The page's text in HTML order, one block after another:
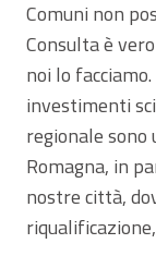
Comuni non
Consulta è
noi lo
investimenti
regionale sono
Romagna, in
nostre città,